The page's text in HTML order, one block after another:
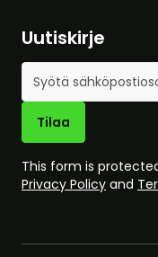
Uutiskirje
Sähköpostiosoite
Tilaa
This form is
Privacy Policy and